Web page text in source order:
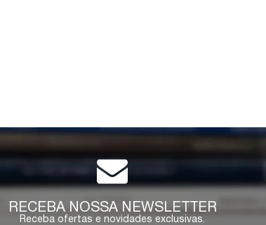
RECEBA NOSSA NEWSLETTER
Receba ofertas e novidades exclusivas.